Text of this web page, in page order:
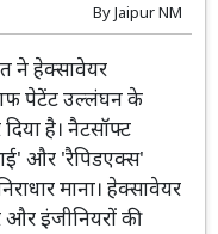
ByJaipur NM
ने हेक्सावेयर
पेटेंट उल्लंघन के
है। नैटसॉफ्ट
और 'रैपिडएक्स'
माना। हेक्सावेयर
इंजीनियरों की